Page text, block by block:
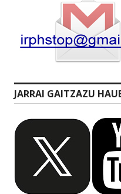
JARRAI GAITZAZU